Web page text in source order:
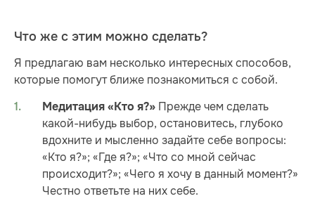
Что же с этим можно сделать?
Я предлагаю вам несколько интересных способов,
которые помогут ближе познакомиться с собой.
Медитация «Кто я?» Прежде чем сделать
какой-нибудь выбор, остановитесь, глубоко
вдохните и мысленно задайте себе вопросы:
«Кто я?»; «Где я?»; «Что со мной сейчас
происходит?»; «Чего я хочу в данный момент?»
Честно ответьте на них себе.